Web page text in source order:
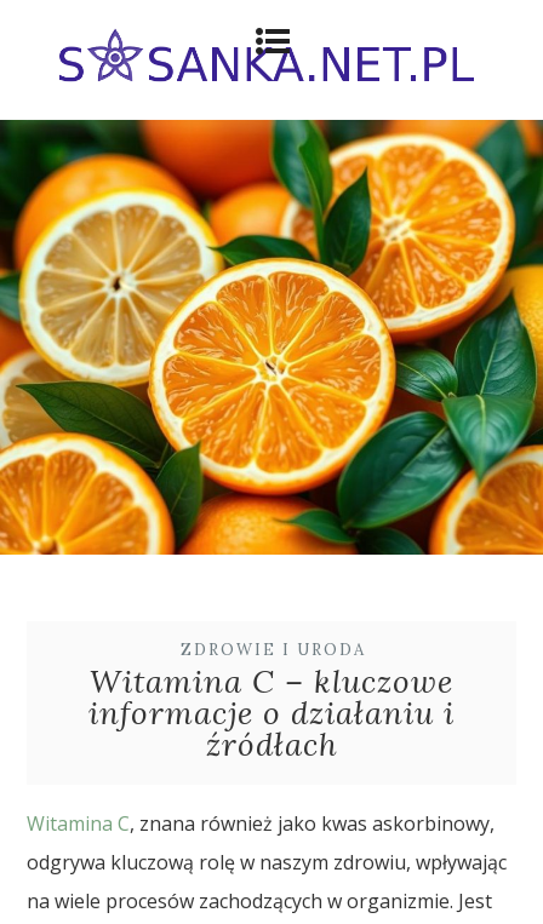
ZDROWIE I URODA
Witamina C – kluczowe
informacje o działaniu i
źródłach
Witamina C, znana również jako kwas askorbinowy,
odgrywa kluczową rolę w naszym zdrowiu, wpływając
na wiele procesów zachodzących w organizmie. Jest